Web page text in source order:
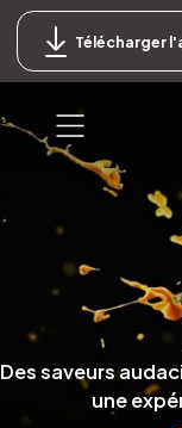
Télécharger
Des saveurs
une